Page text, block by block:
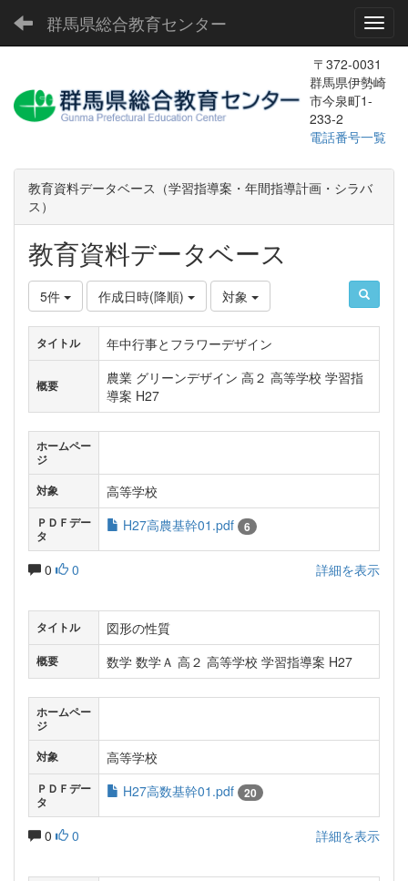
群馬県総合教育センター
〒372-0031
群馬県伊勢崎
市今泉町1-
233-2
電話番号一覧
教育資料データベース（学習指導案・年間指導計画・シラバ
ス）
教育資料データベース
5件 作成日時(降順) 対象
タイトル 年中行事とフラワーデザイン
概要
農業 グリーンデザイン 高２ 高等学校 学習指
導案 H27
ホームペー
ジ
対象
高等学校
ＰＤＦデー
タ
H27高農基幹01.pdf 6
0 0 詳細を表示
タイトル 図形の性質
概要 数学 数学Ａ 高２ 高等学校 学習指導案 H27
ホームペー
ジ
対象
高等学校
ＰＤＦデー
タ
H27高数基幹01.pdf 20
0 0 詳細を表示